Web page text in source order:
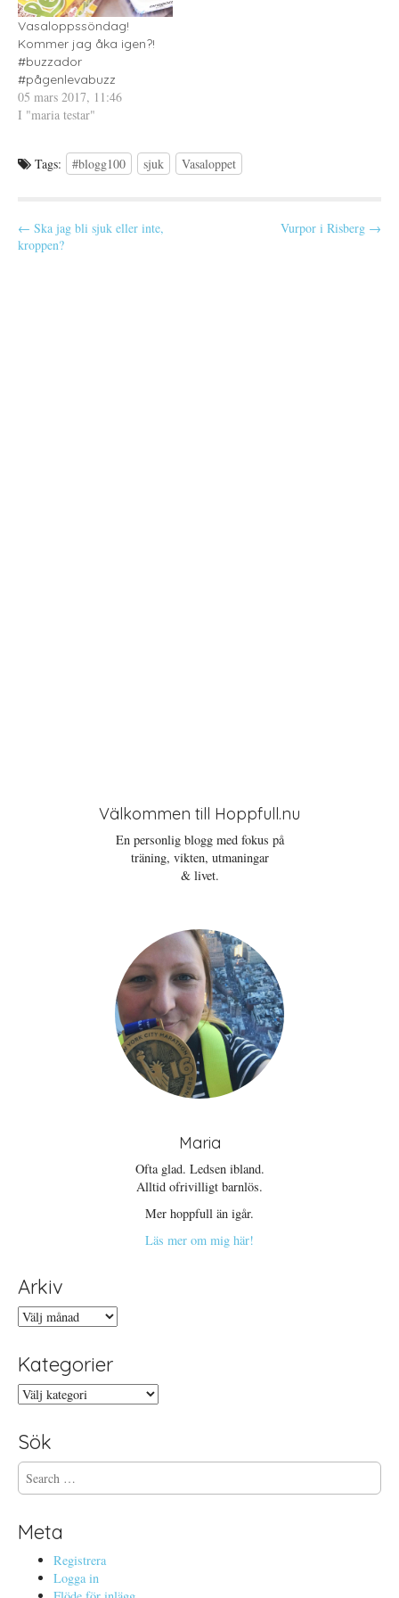
r
)
n
s
e
r
Vasaloppssöndag!
Kommer jag åka igen?!
#buzzador
#pågenlevabuzz
05 mars 2017, 11:46
I "maria testar"
Tags: #blogg100 sjuk Vasaloppet
P
o
← Ska jag bli sjuk eller inte,
kroppen?
Vurpor i Risberg →
Välkommen till Hoppfull.nu
En personlig blogg med fokus på
träning, vikten, utmaningar
& livet.
Maria
Ofta glad. Ledsen ibland.
Alltid ofrivilligt barnlös.
Mer hoppfull än igår.
Läs mer om mig här!
Arkiv
Arkiv
Kategorier
Kategorier
Sök
S
e
r
cMeta
Registrera
Logga in